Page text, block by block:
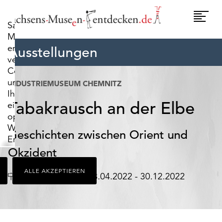
Sachsens-
Museen-
entdecken.de
verwendet
Cookies,
um
Ihnen
ein
optimales
Webseiten-
Erlebnis
zu
bieten.
Dazu
zählen
die
ALLE AKZEPTIEREN
Ausstellungen
INDUSTRIEMUSEUM CHEMNITZ
Tabakrausch an der Elbe
Geschichten zwischen Orient und
Okzident
Ort Chemnitz Datum08.04.2022 - 30.12.2022